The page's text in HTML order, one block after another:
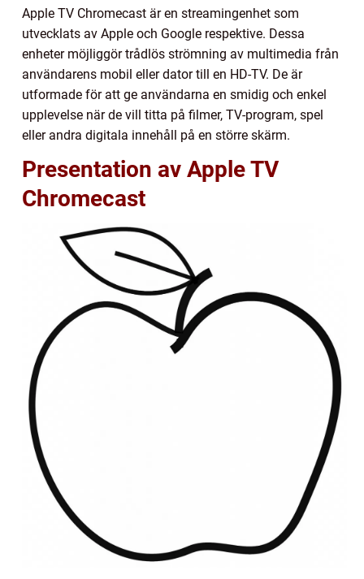
Apple TV Chromecast är en streamingenhet som
utvecklats av Apple och Google respektive. Dessa
enheter möjliggör trådlös strömning av multimedia från
användarens mobil eller dator till en HD-TV. De är
utformade för att ge användarna en smidig och enkel
upplevelse när de vill titta på filmer, TV-program, spel
eller andra digitala innehåll på en större skärm.
Presentation av Apple TV
Chromecast